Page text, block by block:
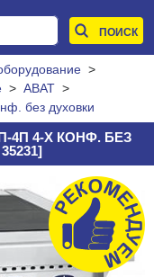
>
> ABAT >
без духовки
4П 4-Х КОНФ. БЕЗ